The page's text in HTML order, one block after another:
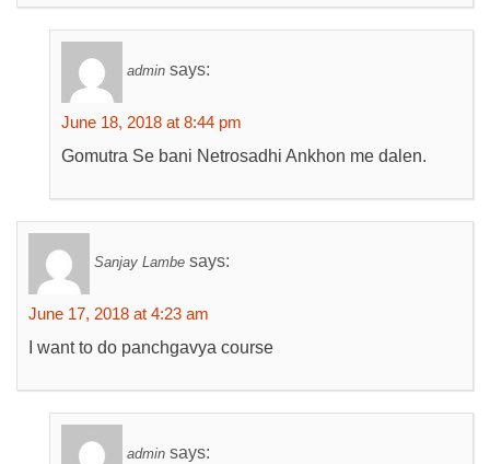
admin says:
June 18, 2018 at 8:44 pm
Gomutra Se bani Netrosadhi Ankhon me dalen.
Sanjay Lambe says:
June 17, 2018 at 4:23 am
I want to do panchgavya course
admin says: